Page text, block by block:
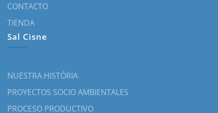
CONTACTO
TIENDA
Sal Cisne
NUESTRA HISTÓRIA
PROYECTOS SOCIO AMBIENTALES
PROCESO PRODUCTIVO